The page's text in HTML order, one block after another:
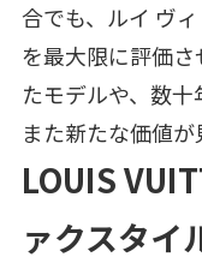
合でも、ルイ ヴ
を最大限に評価
たモデルや、数
また新たな価値が
LOUIS
ァクスタイ